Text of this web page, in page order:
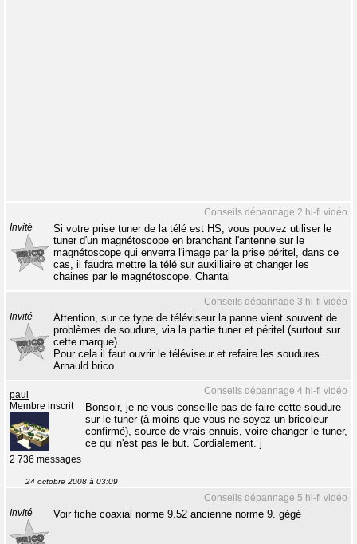
Conseils dépannage 2 hi-fi vidéo
Invité
Si votre prise tuner de la télé est HS, vous pouvez utiliser le
tuner d'un magnétoscope en branchant l'antenne sur le
magnétoscope qui enverra l'image par la prise péritel, dans ce
cas, il faudra mettre la télé sur auxilliaire et changer les
chaines par le magnétoscope. Chantal
Conseils dépannage 3 hi-fi vidéo
Invité
Attention, sur ce type de téléviseur la panne vient souvent de
problèmes de soudure, via la partie tuner et péritel (surtout sur
cette marque).
Pour cela il faut ouvrir le téléviseur et refaire les soudures.
Arnauld brico
Conseils dépannage 4 hi-fi vidéo
paul
Membre inscrit
2 736 messages
Bonsoir, je ne vous conseille pas de faire cette soudure
sur le tuner (à moins que vous ne soyez un bricoleur
confirmé), source de vrais ennuis, voire changer le tuner,
ce qui n'est pas le but. Cordialement. j
24 octobre 2008 à 03:09
Conseils dépannage 5 hi-fi vidéo
Invité Voir fiche coaxial norme 9.52 ancienne norme 9. gégé